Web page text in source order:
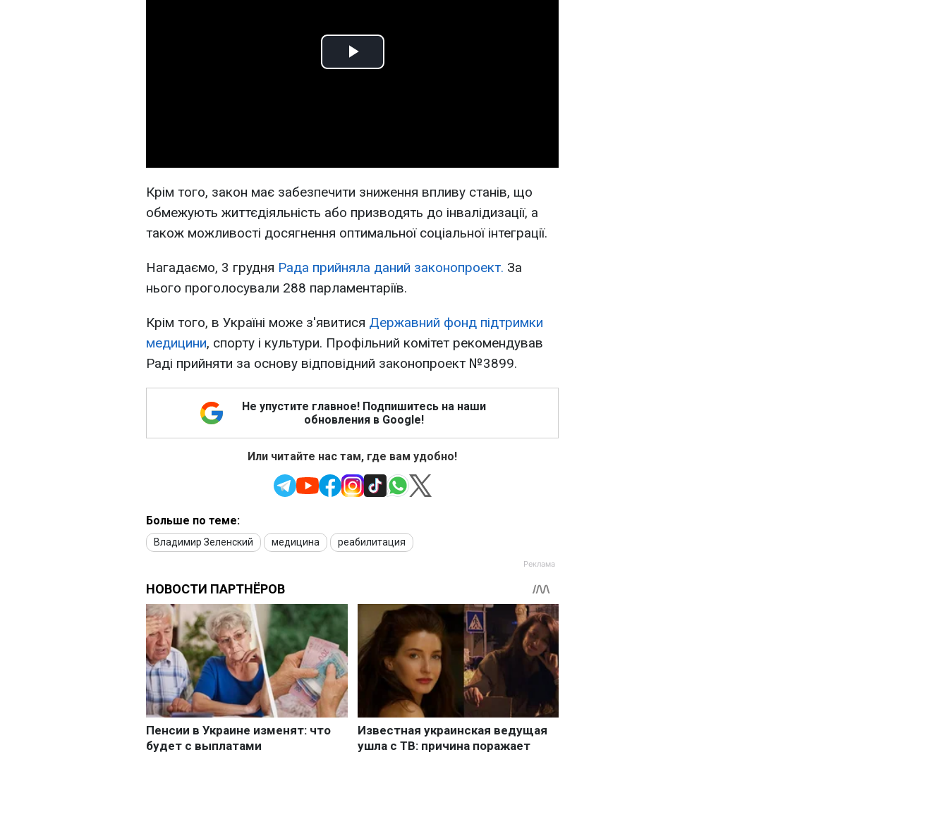
Play
Крім того, закон має забезпечити зниження впливу станів, що
обмежують життєдіяльність або призводять до інвалідизації, а
також можливості досягнення оптимальної соціальної інтеграції.
Нагадаємо, 3 грудня Рада прийняла даний законопроект. За
нього проголосували 288 парламентаріїв.
Крім того, в Україні може з'явитися Державний фонд підтримки
медицини, спорту і культури. Профільний комітет рекомендував
Раді прийняти за основу відповідний законопроект №3899.
Не упустите главное! Подпишитесь на наши
обновления в Google!
Или читайте нас там, где вам удобно!
Больше по теме:
Владимир Зеленский медицина реабилитация